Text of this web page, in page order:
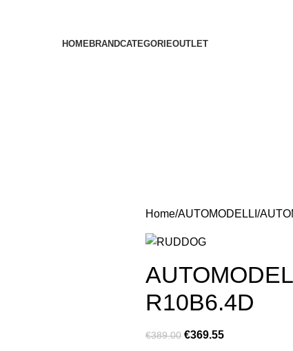
HOMEBRANDCATEGORIEOUTLET
Home AUTOMODELLI
R10B6.4D
€389.00 €369.55